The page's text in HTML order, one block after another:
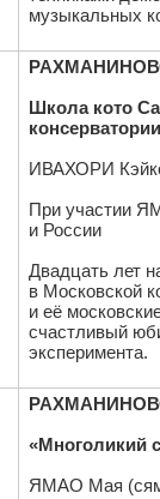
музыкальных
Школа кото
консерватории
ИВАХОРИ
При участии
и России
Двадцать лет
в Московской
и её
счастливый
эксперимента.
«Многоликий
ЯМАО Мая